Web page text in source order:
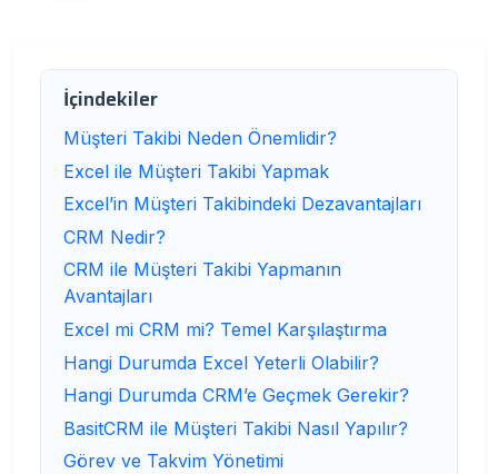
İçindekiler
Müşteri Takibi Neden Önemlidir?
Excel ile Müşteri Takibi Yapmak
Excel’in Müşteri Takibindeki Dezavantajları
CRM Nedir?
CRM ile Müşteri Takibi Yapmanın
Avantajları
Excel mi CRM mi? Temel Karşılaştırma
Hangi Durumda Excel Yeterli Olabilir?
Hangi Durumda CRM’e Geçmek Gerekir?
BasitCRM ile Müşteri Takibi Nasıl Yapılır?
Görev ve Takvim Yönetimi